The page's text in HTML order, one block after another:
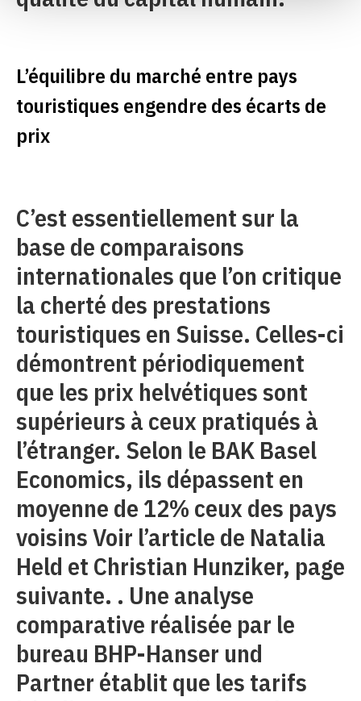
L’équilibre du marché entre pays
touristiques engendre des écarts de
prix
C’est essentiellement sur la
base de comparaisons
internationales que l’on critique
la cherté des prestations
touristiques en Suisse. Celles-ci
démontrent périodiquement
que les prix helvétiques sont
supérieurs à ceux pratiqués à
l’étranger. Selon le BAK Basel
Economics, ils dépassent en
moyenne de 12% ceux des pays
voisins Voir l’article de Natalia
Held et Christian Hunziker, page
suivante. . Une analyse
comparative réalisée par le
bureau BHP-Hanser und
Partner établit que les tarifs